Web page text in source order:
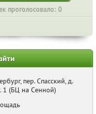
проголосовало: 0
пер. Спасский, д.
1 (БЦ на Сенной)